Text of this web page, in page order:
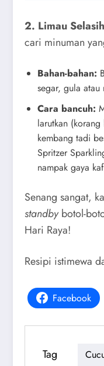
2. Limau
cari minuman
Bahan-bahan:
segar, gula
Cara bancuh:
larutkan
kembang tadi
Spritzer
nampak gaya
Senang sangat,
standbybotol-
Hari Raya!
Resipi istimewa
Facebook
Tag